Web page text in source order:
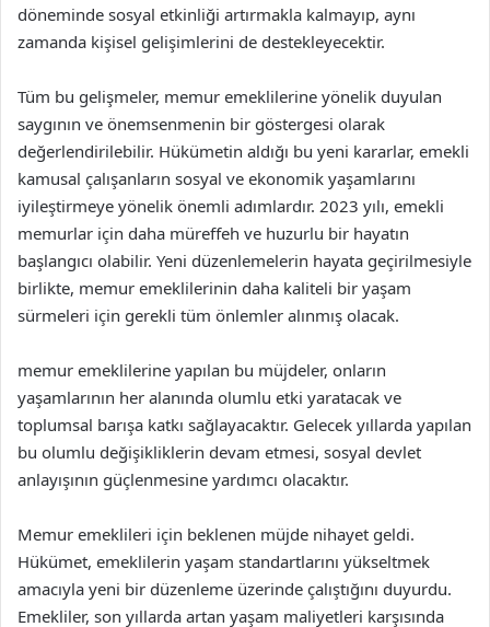
döneminde sosyal etkinliği artırmakla kalmayıp, aynı
zamanda kişisel gelişimlerini de destekleyecektir.
Tüm bu gelişmeler, memur emeklilerine yönelik duyulan
saygının ve önemsenmenin bir göstergesi olarak
değerlendirilebilir. Hükümetin aldığı bu yeni kararlar, emekli
kamusal çalışanların sosyal ve ekonomik yaşamlarını
iyileştirmeye yönelik önemli adımlardır. 2023 yılı, emekli
memurlar için daha müreffeh ve huzurlu bir hayatın
başlangıcı olabilir. Yeni düzenlemelerin hayata geçirilmesiyle
birlikte, memur emeklilerinin daha kaliteli bir yaşam
sürmeleri için gerekli tüm önlemler alınmış olacak.
memur emeklilerine yapılan bu müjdeler, onların
yaşamlarının her alanında olumlu etki yaratacak ve
toplumsal barışa katkı sağlayacaktır. Gelecek yıllarda yapılan
bu olumlu değişikliklerin devam etmesi, sosyal devlet
anlayışının güçlenmesine yardımcı olacaktır.
Memur emeklileri için beklenen müjde nihayet geldi.
Hükümet, emeklilerin yaşam standartlarını yükseltmek
amacıyla yeni bir düzenleme üzerinde çalıştığını duyurdu.
Emekliler, son yıllarda artan yaşam maliyetleri karşısında